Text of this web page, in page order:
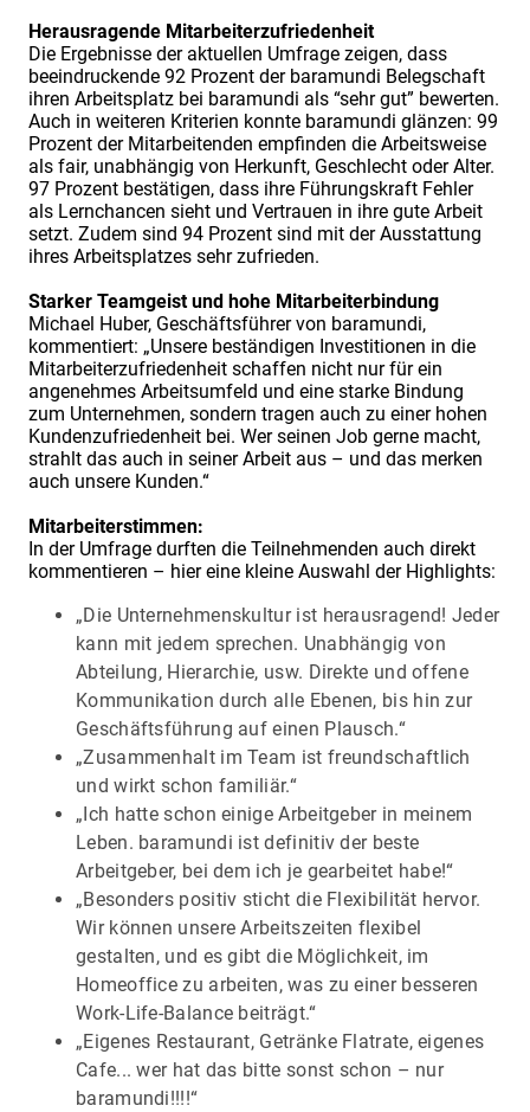
Herausragende Mitarbeiterzufriedenheit
Die Ergebnisse der aktuellen Umfrage zeigen, dass
beeindruckende 92 Prozent der baramundi Belegschaft
ihren Arbeitsplatz bei baramundi als “sehr gut” bewerten.
Auch in weiteren Kriterien konnte baramundi glänzen: 99
Prozent der Mitarbeitenden empfinden die Arbeitsweise
als fair, unabhängig von Herkunft, Geschlecht oder Alter.
97 Prozent bestätigen, dass ihre Führungskraft Fehler
als Lernchancen sieht und Vertrauen in ihre gute Arbeit
setzt. Zudem sind 94 Prozent sind mit der Ausstattung
ihres Arbeitsplatzes sehr zufrieden.
Starker Teamgeist und hohe Mitarbeiterbindung
Michael Huber, Geschäftsführer von baramundi,
kommentiert: „Unsere beständigen Investitionen in die
Mitarbeiterzufriedenheit schaffen nicht nur für ein
angenehmes Arbeitsumfeld und eine starke Bindung
zum Unternehmen, sondern tragen auch zu einer hohen
Kundenzufriedenheit bei. Wer seinen Job gerne macht,
strahlt das auch in seiner Arbeit aus – und das merken
auch unsere Kunden.“
Mitarbeiterstimmen:
In der Umfrage durften die Teilnehmenden auch direkt
kommentieren – hier eine kleine Auswahl der Highlights:
„Die Unternehmenskultur ist herausragend! Jeder
kann mit jedem sprechen. Unabhängig von
Abteilung, Hierarchie, usw. Direkte und offene
Kommunikation durch alle Ebenen, bis hin zur
Geschäftsführung auf einen Plausch.“
„Zusammenhalt im Team ist freundschaftlich
und wirkt schon familiär.“
„Ich hatte schon einige Arbeitgeber in meinem
Leben. baramundi ist definitiv der beste
Arbeitgeber, bei dem ich je gearbeitet habe!“
„Besonders positiv sticht die Flexibilität hervor.
Wir können unsere Arbeitszeiten flexibel
gestalten, und es gibt die Möglichkeit, im
Homeoffice zu arbeiten, was zu einer besseren
Work-Life-Balance beiträgt.“
„Eigenes Restaurant, Getränke Flatrate, eigenes
Cafe... wer hat das bitte sonst schon – nur
baramundi!!!!“